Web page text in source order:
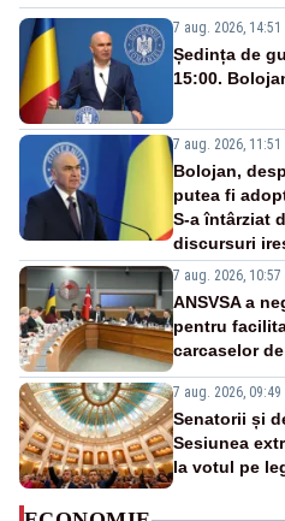
7 aug. 2026, 14:51
Ședința de
15:00.
7 aug. 2026, 11:51
Bolojan,
putea fi
S-a întârziat
discursuri
7 aug. 2026, 10:57
ANSVSA a
pentru
carcaselor
7 aug. 2026, 09:49
Senatorii și
Sesiunea
la votul pe